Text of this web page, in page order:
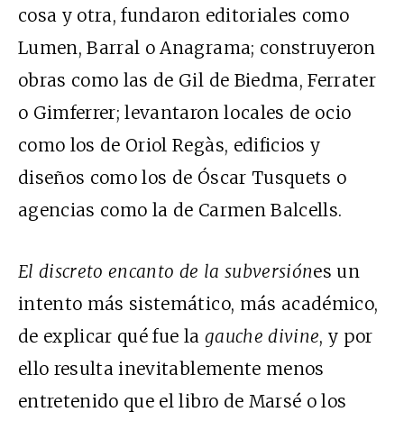
cosa y otra, fundaron editoriales como
Lumen, Barral o Anagrama; construyeron
obras como las de Gil de Biedma, Ferrater
o Gimferrer; levantaron locales de ocio
como los de Oriol Regàs, edificios y
diseños como los de Óscar Tusquets o
agencias como la de Carmen Balcells.
El discreto encanto de la subversiónes un
intento más sistemático, más académico,
de explicar qué fue la gauche divine, y por
ello resulta inevitablemente menos
entretenido que el libro de Marsé o los